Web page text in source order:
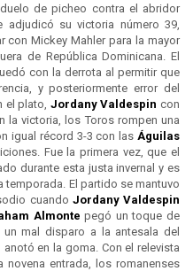
de picheo contra el abridor
su victoria número 39,
con Mickey Mahler para la mayor
de República Dominicana. El
con la derrota al permitir que
y posteriormente error del
el plato, Jordany Valdespin con
la victoria, los Toros rompen una
igual récord 3-3 con las Águilas
Fue la primera vez, que el
durante esta justa invernal y es
temporada. El partido se mantuvo
cuando Jordany Valdespin
Almonte pegó un toque de
mal disparo a la antesala del
en la goma. Con el relevista
entrada, los romanenses